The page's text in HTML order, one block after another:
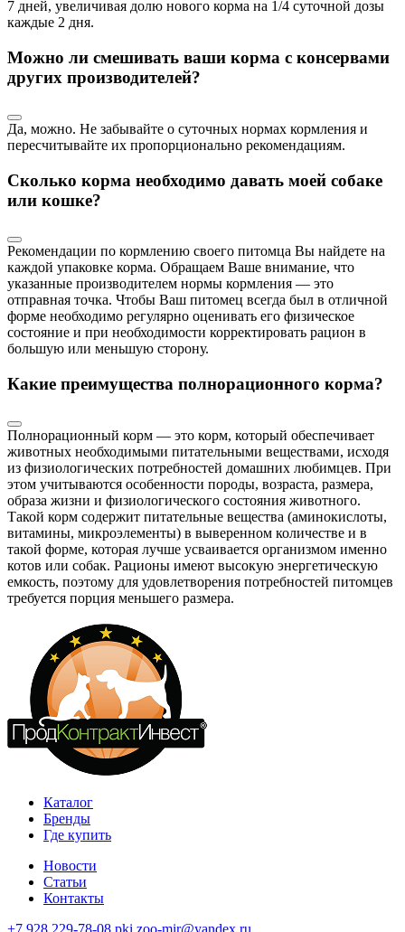
7 дней, увеличивая долю нового корма на 1/4 суточной дозы
каждые 2 дня.
Можно ли смешивать ваши корма с консервами
других производителей?
Да, можно. Не забывайте о суточных нормах кормления и
пересчитывайте их пропорционально рекомендациям.
Сколько корма необходимо давать моей собаке
или кошке?
Рекомендации по кормлению своего питомца Вы найдете на
каждой упаковке корма. Обращаем Ваше внимание, что
указанные производителем нормы кормления — это
отправная точка. Чтобы Ваш питомец всегда был в отличной
форме необходимо регулярно оценивать его физическое
состояние и при необходимости корректировать рацион в
большую или меньшую сторону.
Какие преимущества полнорационного корма?
Полнорационный корм — это корм, который обеспечивает
животных необходимыми питательными веществами, исходя
из физиологических потребностей домашних любимцев. При
этом учитываются особенности породы, возраста, размера,
образа жизни и физиологического состояния животного.
Такой корм содержит питательные вещества (аминокислоты,
витамины, микроэлементы) в выверенном количестве и в
такой форме, которая лучше усваивается организмом именно
котов или собак. Рационы имеют высокую энергетическую
емкость, поэтому для удовлетворения потребностей питомцев
требуется порция меньшего размера.
Каталог
Бренды
Где купить
Новости
Статьи
Контакты
+7 928 229-78-08 pki.zoo-mir@yandex.ru